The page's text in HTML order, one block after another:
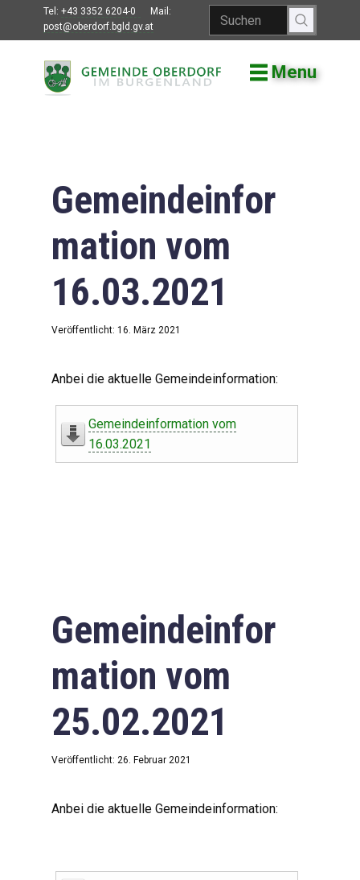
Tel: +43 3352 6204-0
Mail:
post@oberdorf.bgld.gv.at
Menu
Willkommen
Gemeindeamt
Gemeinderat
Bildung
Vereine
Leben in Oberdorf
Downloads
Impressum
Datenschutzerklärung
Gemeindeinfor
mation vom
16.03.2021
Veröffentlicht: 16. März 2021
Anbei die aktuelle Gemeindeinformation:
Gemeindeinformation vom
16.03.2021
Gemeindeinfor
mation vom
25.02.2021
Veröffentlicht: 26. Februar 2021
Anbei die aktuelle Gemeindeinformation: